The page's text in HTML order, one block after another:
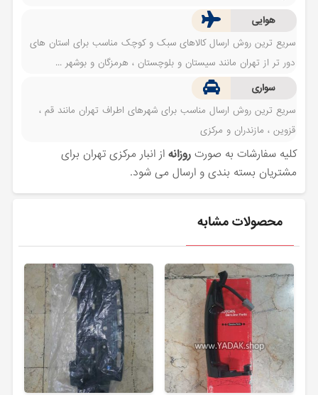
هوایی
سریع ترین روش ارسال کالاهای سبک و کوچک مناسب برای استان های
دور تر از تهران مانند سیستان و بلوچستان ، هرمزگان و بوشهر ...
سواری
سریع ترین روش ارسال مناسب برای شهرهای اطراف تهران مانند قم ،
قزوین ، مازندران و مرکزی
کلیه سفارشات به صورتروزانه از انبار مرکزی تهران برای
مشتریان بسته بندی و ارسال می شود.
محصولات مشابه